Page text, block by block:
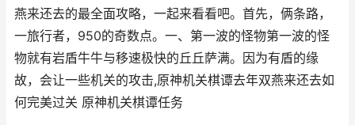
燕来还去的最全面攻略，一起来看看吧。首先，俩条路，
一旅行者，950的奇数点。一、第一波的怪物第一波的怪
物就有岩盾牛牛与移速极快的丘丘萨满。因为有盾的缘
故，会让一些机关的攻击,原神机关棋谭去年双燕来还去如
何完美过关 原神机关棋谭任务